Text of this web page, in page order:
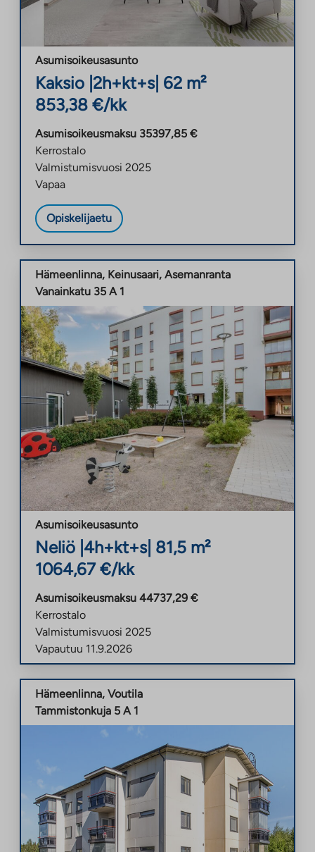
Asumisoikeusasunto
Kaksio 2h+kt+s| 62 m²
853,38 €/kk
Asumisoikeusmaksu 35397,85 €
Kerrostalo
Valmistumisvuosi 2025
Vapaa
Opiskelijaetu
Hämeenlinna, Keinusaari, Asemanranta
Vanainkatu 35 A 1
Asumisoikeusasunto
Neliö 4h+kt+s| 81,5 m²
1064,67 €/kk
Asumisoikeusmaksu 44737,29 €
Kerrostalo
Valmistumisvuosi 2025
Vapautuu 11.9.2026
Hämeenlinna, Voutila
Tammistonkuja 5 A 1